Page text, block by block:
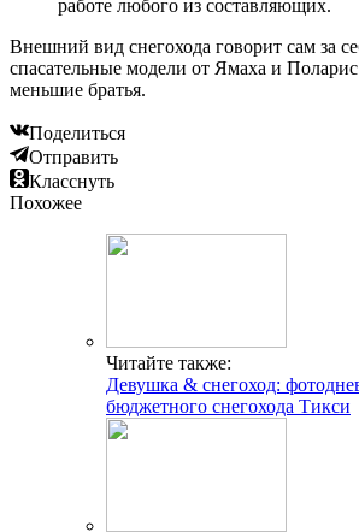
работе любого из составляющих.
Внешний вид снегохода говорит сам за
спасательные модели от Ямаха и
меньшие братья.
Поделиться
Отправить
Класснуть
Похожее
Читайте также:
Девушка & снегоход:
бюджетного снегохода Тикси